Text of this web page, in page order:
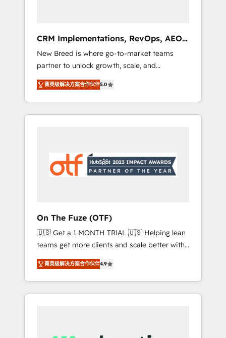
deployment of Breeze AI and custom agents
to automate growth. 🏆 Elite Excellence - 8
platform accreditations and deep HIPAA-
compliance expertise. - A team of 250+
experts dedicated to your resilient growth.
CRM Implementations, RevOps, AEO
+ Web, Demand Gen
New Breed is where go-to-market teams
partner to unlock growth, scale, and
transformation. We help companies activate
HubSpot’s AI-powered customer platform
and operationalize HubSpot’s Loop
Marketing framework through expert-led
Hubs to your buyer journey for clean data,
scalability, & reporting. 🎯Demand Gen &
UX, messaging, & conversion strategy that
drive results. 🤖AI Strategy: Activate Breeze
Agents, configure HubSpot AI, & maximize
AEO with tailored AI services. 🧩Integrations:
Extend HubSpot with custom integrations,
hosting, & maintenance. As HubSpot’s only
Elite Partner with all 8 Accreditations and a 3×
菁英级解决方案合作伙伴5.0
On The Fuze (OTF)
🇺🇸 Get a 1 MONTH TRIAL 🇺🇸 Helping lean
teams get more clients and scale better with
our HubSpot Consulting & 'Done For You'
Services. 🚀 Who We Work With 🚀 We help
lean, growing companies: - Win more
business - Reduce no-shows - Improve lead
菁英级解决方案合作伙伴4.9